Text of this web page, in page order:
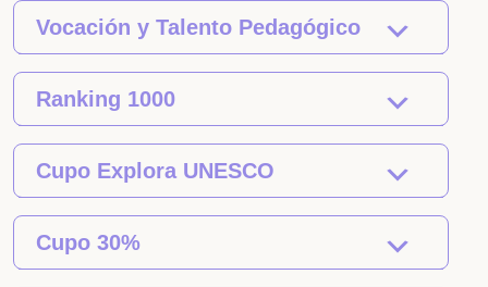
Vocación y Talento Pedagógico
Ranking 1000
Cupo Explora UNESCO
Cupo 30%